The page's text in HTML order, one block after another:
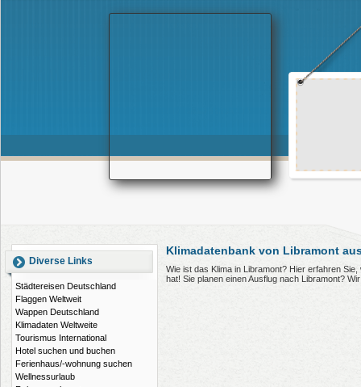
Diverse Links
Städtereisen Deutschland
Flaggen Weltweit
Wappen Deutschland
Klimadaten Weltweite
Tourismus International
Hotel suchen und buchen
Ferienhaus/-wohnung suchen
Wellnessurlaub
Klimadatenbank von Libramont
Wie ist das Klima in Libramont? Hier erfahren
hat! Sie planen einen Ausflug nach Libramont?